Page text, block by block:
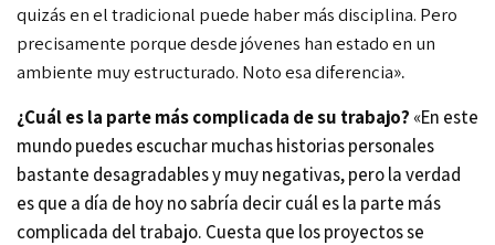
quizás en el tradicional puede haber más disciplina. Pero
precisamente porque desde jóvenes han estado en un
ambiente muy estructurado. Noto esa diferencia».
¿Cuál es la parte más complicada de su trabajo? «En este
mundopuedes escuchar muchas historias personales
bastante desagradables y muy negativas, pero la verdad
es que a día de hoy no sabría decir cuál es la parte más
complicada del trabajo. Cuesta que los proyectos se